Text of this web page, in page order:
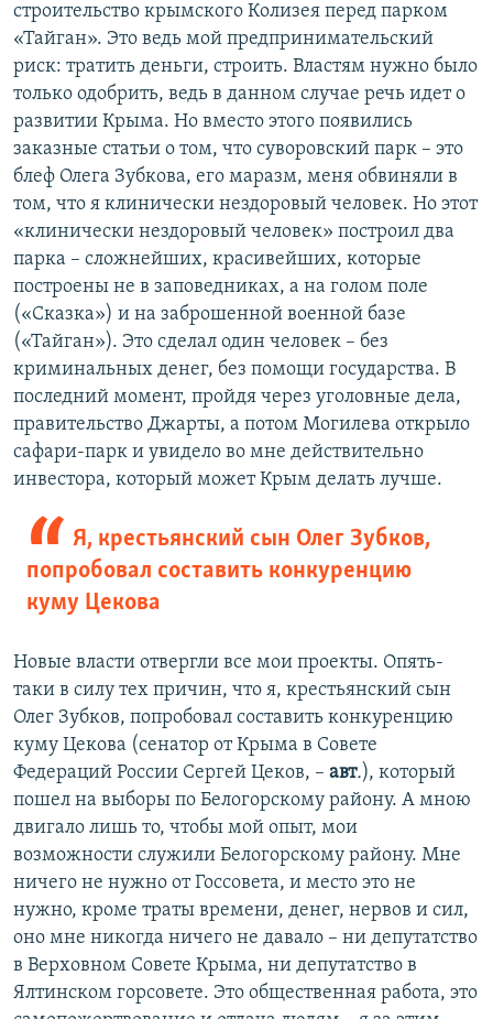
строительство крымского Колизея перед парком
«Тайган». Это ведь мой предпринимательский
риск: тратить деньги, строить. Властям нужно было
только одобрить, ведь в данном случае речь идет о
развитии Крыма. Но вместо этого появились
заказные статьи о том, что суворовский парк – это
блеф Олега Зубкова, его маразм, меня обвиняли в
том, что я клинически нездоровый человек. Но этот
«клинически нездоровый человек» построил два
парка – сложнейших, красивейших, которые
построены не в заповедниках, а на голом поле
(«Сказка») и на заброшенной военной базе
(«Тайган»). Это сделал один человек – без
криминальных денег, без помощи государства. В
последний момент, пройдя через уголовные дела,
правительство Джарты, а потом Могилева открыло
сафари-парк и увидело во мне действительно
инвестора, который может Крым делать лучше.
Я, крестьянский сын Олег Зубков,
попробовал составить конкуренцию
куму Цекова
Новые власти отвергли все мои проекты. Опять-
таки в силу тех причин, что я, крестьянский сын
Олег Зубков, попробовал составить конкуренцию
куму Цекова (сенатор от Крыма в Совете
Федераций России Сергей Цеков, – авт.), который
пошел на выборы по Белогорскому району. А мною
двигало лишь то, чтобы мой опыт, мои
возможности служили Белогорскому району. Мне
ничего не нужно от Госсовета, и место это не
нужно, кроме траты времени, денег, нервов и сил,
оно мне никогда ничего не давало – ни депутатство
в Верховном Совете Крыма, ни депутатство в
Ялтинском горсовете. Это общественная работа, это